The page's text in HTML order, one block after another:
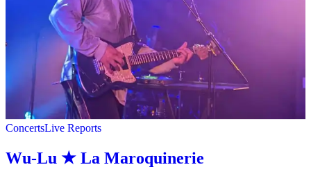
ConcertsLive Reports
Wu-Lu ★ La Maroquinerie